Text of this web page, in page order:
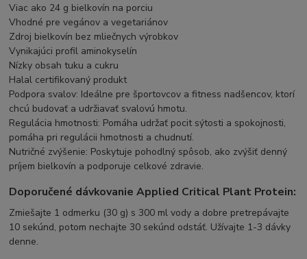
Viac ako 24 g bielkovín na porciu
Vhodné pre vegánov a vegetariánov
Zdroj bielkovín bez mliečnych výrobkov
Vynikajúci profil aminokyselín
Nízky obsah tuku a cukru
Halal certifikovaný produkt
Podpora svalov: Ideálne pre športovcov a fitness nadšencov, ktorí
chcú budovať a udržiavať svalovú hmotu.
Regulácia hmotnosti: Pomáha udržať pocit sýtosti a spokojnosti,
pomáha pri regulácii hmotnosti a chudnutí.
Nutričné ​​zvýšenie: Poskytuje pohodlný spôsob, ako zvýšiť denný
príjem bielkovín a podporuje celkové zdravie.
Doporučené dávkovanie Applied Critical Plant Protein:
Zmiešajte 1 odmerku (30 g) s 300 ml vody a dobre pretrepávajte
10 sekúnd, potom nechajte 30 sekúnd odstáť. Užívajte 1-3 dávky
denne.